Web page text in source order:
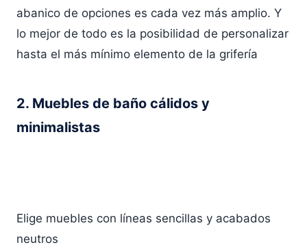
abanico de opciones es cada vez más amplio. Y
lo mejor de todo es la posibilidad de personalizar
hasta el más mínimo elemento de la grifería
2. Muebles de baño cálidos y
minimalistas
Elige muebles con líneas sencillas y acabados
neutros